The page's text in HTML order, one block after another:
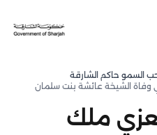
السمو حاكم الشارقة
وفاة الشيخة عائشة بنت سلمان
ملك